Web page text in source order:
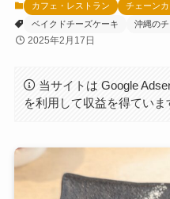
カフェ・レストラン
チェーンカ
ベイクドチーズケーキ
沖縄の
2025年2月17日
当サイトは Google
を利用して収益を得ていま